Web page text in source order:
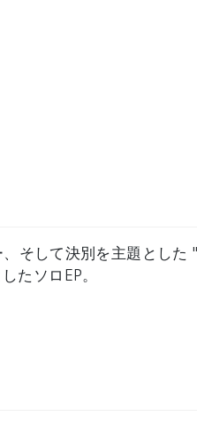
そして決別を主題とした
たソロEP。